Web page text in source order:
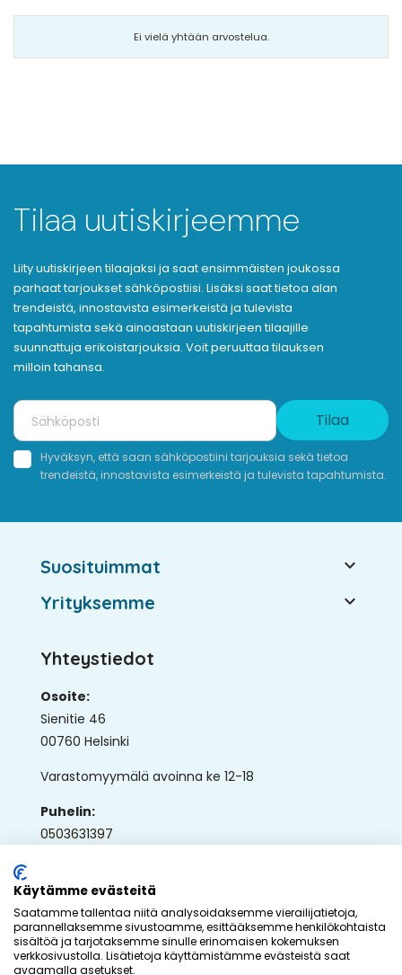
Ei vielä yhtään arvostelua.
Tilaa uutiskirjeemme
Liity uutiskirjeen tilaajaksi ja saat ensimmäisten joukossa
parhaat tarjoukset sähköpostiisi. Lisäksi saat tietoa alan
trendeistä, innostavista esimerkeistä ja tulevista
tapahtumista sekä ainoastaan uutiskirjeen tilaajille
suunnattuja erikoistarjouksia. Voit peruuttaa tilauksen
milloin tahansa.
Tilaa
Hyväksyn, että saan sähköpostiini tarjouksia sekä tietoa
trendeistä, innostavista esimerkeistä ja tulevista tapahtumista.
Suosituimmat 
Yrityksemme 
Yhteystiedot
Osoite:
Sienitie 46
00760 Helsinki
Varastomyymälä avoinna ke 12-18
Puhelin:
0503631397
ap@ullaka.fi
Käytämme evästeitä
Saatamme tallentaa niitä analysoidaksemme vierailijatietoja,
parannellaksemme sivustoamme, esittääksemme henkilökohtaista
sisältöä ja tarjotaksemme sinulle erinomaisen kokemuksen
verkkosivustolla. Lisätietoja käyttämistämme evästeistä saat
avaamalla asetukset.